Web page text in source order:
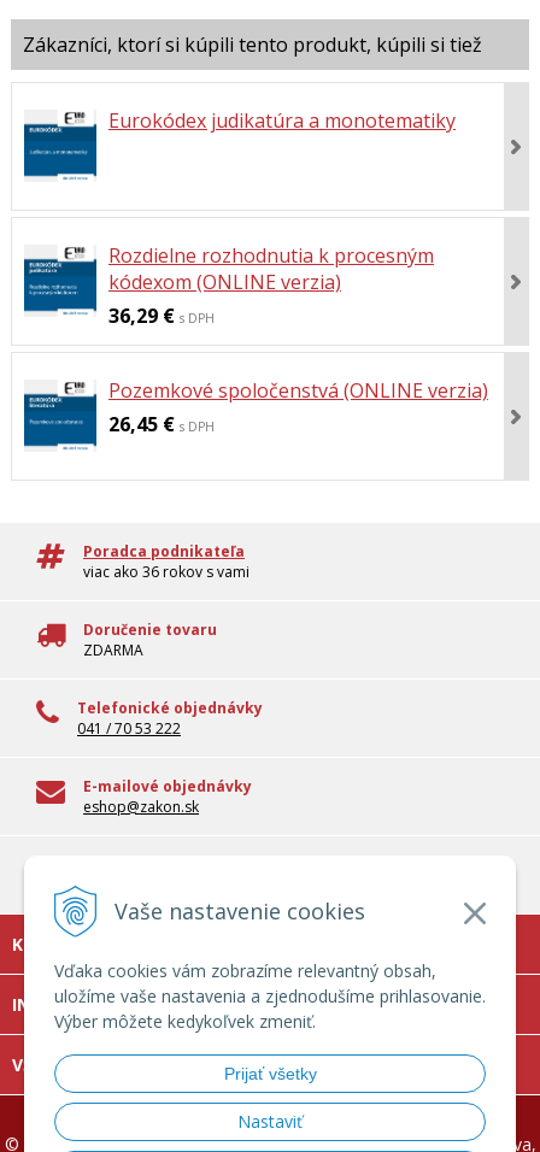
Vaše nastavenie cookies
Vďaka cookies vám zobrazíme relevantný obsah,
uložíme vaše nastavenia a zjednodušíme prihlasovanie.
Výber môžete kedykoľvek zmeniť.
Prijať všetky
Nastaviť
Eurokódex judikatúra a monotematiky
Rozdielne rozhodnutia k procesným
kódexom (ONLINE verzia)
36,29 € s DPH
Pozemkové spoločenstvá (ONLINE verzia)
26,45 € s DPH
Poradca podnikateľa
viac ako 36 rokov s vami
Doručenie tovaru
ZDARMA
Telefonické objednávky
041 / 70 53 222
E-mailové objednávky
eshop@zakon.sk
Odborné informácie pre reálnu prax
KONTAKT
INFOLINKA
VŠETKO O NÁKUPE
© 2026 Zakon.sk - právo, dane a účtovníctvo, mzdy, verejná správa,